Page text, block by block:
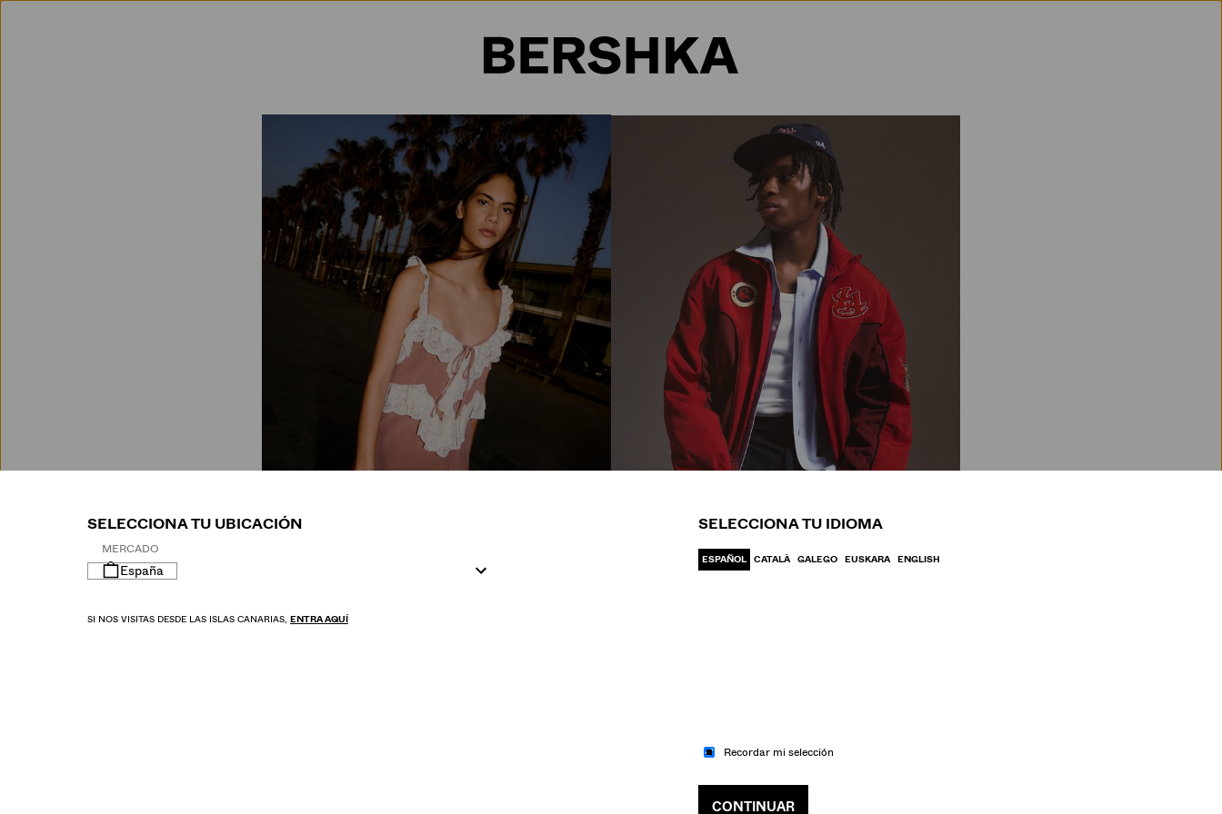
Selección de país
HOMBRE
SELECCIONA TU UBICACIÓN
MERCADO
España
SI NOS VISITAS DESDE LAS ISLAS CANARIAS, ENTRA AQUÍ
SELECCIONA TU IDIOMA
ESPAÑOL CATALÀ GALEGO EUSKARA ENGLISH
Recordar mi selección
CONTINUAR